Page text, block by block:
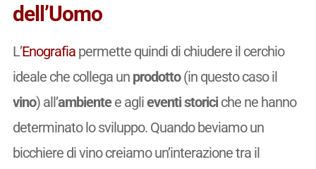
dell’Uomo
L’Enografiapermette quindi di chiudere il cerchio
ideale che collega un prodotto(in questo caso il
vino) all’ambientee aglieventistoriciche ne hanno
determinato lo sviluppo. Quando beviamo un
bicchiere di vino creiamo un’interazione tra il